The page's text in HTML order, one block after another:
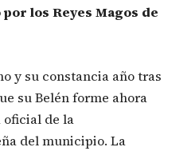
los Reyes Magos de
y su constancia año tras
su Belén forme ahora
de la
del municipio. La